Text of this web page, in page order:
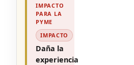
IMPACTO
Daña la
experiencia